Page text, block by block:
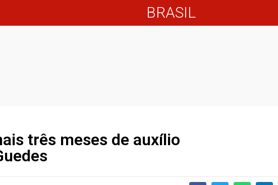
BRASIL
três meses de auxílio